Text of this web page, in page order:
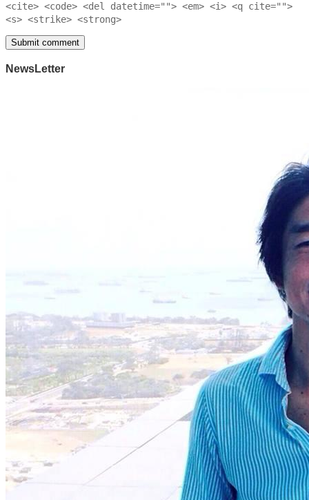
<cite> <code> <del datetime=""> <em> <i> <q cite="">
<s> <strike> <strong>
NewsLetter